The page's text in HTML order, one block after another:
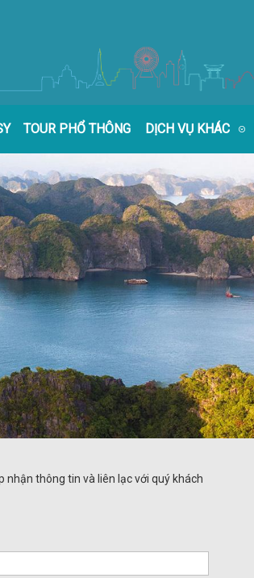
TOUR PHỔ THÔNG DỊCH VỤ KHÁC
thông tin và liên lạc với quý khách